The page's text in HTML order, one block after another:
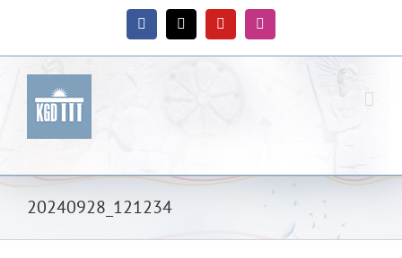
Facebook
X YouTubeInstagram
20240928_121234